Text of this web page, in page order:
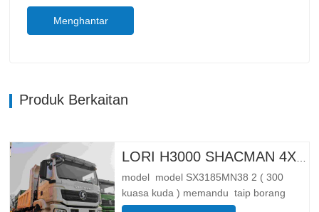
Menghantar
Produk Berkaitan
LORI H3000 SHACMAN 4X4 TIPPER UNTUK DIJUAL
model model SX3185MN38 2 ( 300
kuasa kuda ) memandu taip borang
memandu 4*4 Berat badan parameter